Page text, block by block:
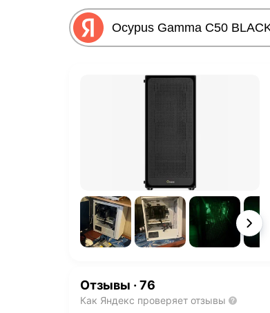
Отзывы · 76
Как Яндекс проверяет отзывы